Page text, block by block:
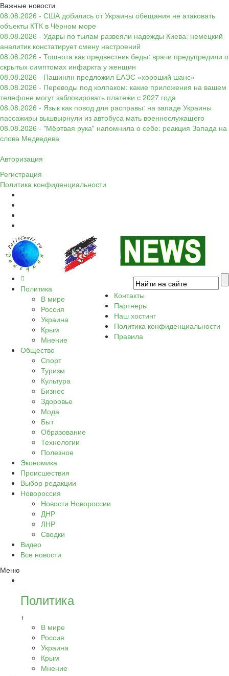
Важные новости
08.08.2026 - США добились от Украины обещания не атаковать
объекты КТК в Чёрном море
08.08.2026 - Удары по тылам развеяли надежды Киева: немецкий
аналитик констатирует смену настроений
08.08.2026 - Тошнота как предвестник беды: врачи предупредили о
скрытых симптомах инфаркта у женщин
08.08.2026 - Пашинян предложил ЕАЭС «хороший шанс»
08.08.2026 - Переводы под колпаком: какие приложения на вашем
телефоне могут заблокировать платежи с 2027 года
08.08.2026 - Язык как повод для расправы: на западе Украины
пассажиры вышвырнули из автобуса мать военнослужащего
08.08.2026 - "Мёртвая рука" напомнила о себе: реакция Запада на
слова Медведева
Авторизация
Регистрация
Политика конфиденциальности
Политика
В мире
Россия
Украина
Крым
Мнение
Общество
Спорт
Туризм
Культура
Бизнес
Здоровье
Мода
Быт
Образование
Технологии
Полезное
Экономика
Происшествия
Выбор редакции
Новороссия
Новости Новороссии
ДНР
ЛНР
Сводки
Видео
Все новости
Меню
Политика
+
В мире
Россия
Украина
Крым
Мнение
Контакты
Партнеры
Наш хостинг
Политика конфиденциальности
Правила